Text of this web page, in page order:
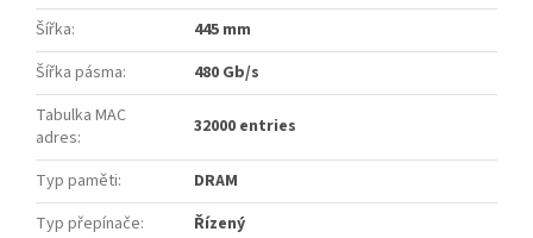
Šířka:
445 mm
Šířka pásma:
480 Gb/s
Tabulka MAC
adres: 32000 entries
Typ paměti:
DRAM
Typ přepínače:
Řízený